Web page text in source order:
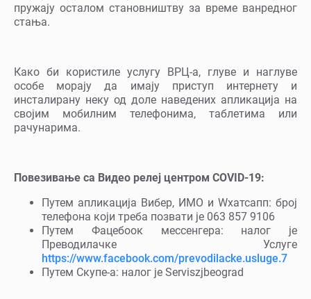
пружају осталом становништву за време ванредног
стања.
Како би користиле услугу ВРЦ-а, глуве и наглуве
особе морају да имају приступ интернету и
инсталирану неку од доле наведених апликација на
својим мобилним телефонима, таблетима или
рачунарима.
Повезивање са Видео релеј центром COVID-19:
Путем апликација Вибер, ИМО и Wхатсапп: број
телефона који треба позвати је 063 857 9106
Путем Фацебоок мессенгера: налог је
Преводилачке Услуге
https://www.facebook.com/prevodilacke.usluge.7
Путем Скyпе-а: налог је Serviszjbeograd